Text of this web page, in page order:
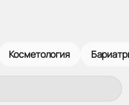
Косметология